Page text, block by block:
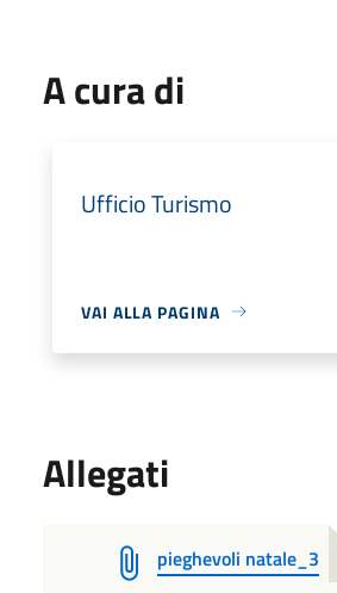
A cura di
Ufficio Turismo
VAI ALLA PAGINA
Allegati
pieghevoli natale_3